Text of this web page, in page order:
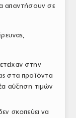
απαντήσουν σε
στην
στα προϊόντα
αύξηση τιμών
σκοπεύει να